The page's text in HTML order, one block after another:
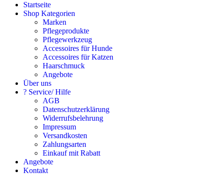
Startseite
Shop Kategorien
Marken
Pflegeprodukte
Pflegewerkzeug
Accessoires für Hunde
Accessoires für Katzen
Haarschmuck
Angebote
Über uns
? Service/ Hilfe
AGB
Datenschutzerklärung
Widerrufsbelehrung
Impressum
Versandkosten
Zahlungsarten
Einkauf mit Rabatt
Angebote
Kontakt